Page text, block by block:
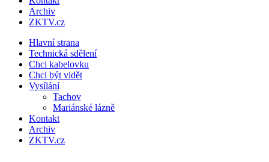
Archiv
ZKTV.cz
Hlavní strana
Technická sdělení
Chci kabelovku
Chci být vidět
Vysílání
Tachov
Mariánské lázně
Kontakt
Archiv
ZKTV.cz